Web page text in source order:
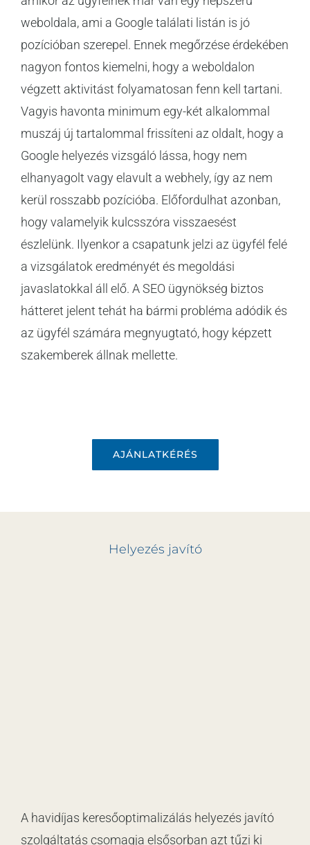
weboldala, ami a Google találati listán is jó
pozícióban szerepel. Ennek megőrzése érdekében
nagyon fontos kiemelni, hogy a weboldalon
végzett aktivitást folyamatosan fenn kell tartani.
Vagyis havonta minimum egy-két alkalommal
muszáj új tartalommal frissíteni az oldalt, hogy a
Google helyezés vizsgáló lássa, hogy nem
elhanyagolt vagy elavult a webhely, így az nem
kerül rosszabb pozícióba. Előfordulhat azonban,
hogy valamelyik kulcsszóra visszaesést
észlelünk. Ilyenkor a csapatunk jelzi az ügyfél felé
a vizsgálatok eredményét és megoldási
javaslatokkal áll elő. A SEO ügynökség biztos
hátteret jelent tehát ha bármi probléma adódik és
az ügyfél számára megnyugtató, hogy képzett
szakemberek állnak mellette.
AJÁNLATKÉRÉS
Helyezés javító
A havidíjas keresőoptimalizálás helyezés javító
szolgáltatás csomagja elsősorban azt tűzi ki